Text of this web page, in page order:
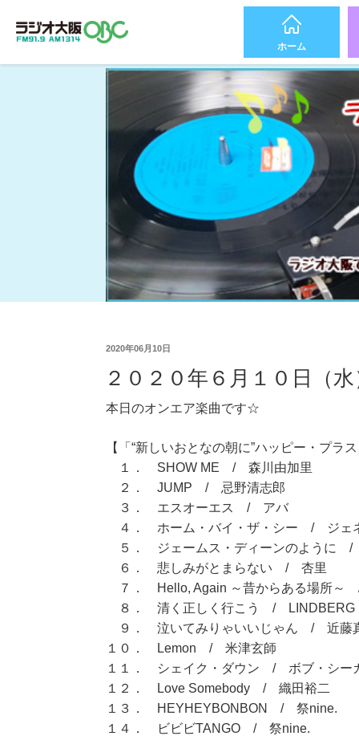
ホーム
2020年06月10日
２０２０年６月１０日（
本日のオンエア楽曲です☆
【「“新しいおとなの朝に”ハッピー・プラ
１． SHOW ME / 森川由加里
２． JUMP / 忌野清志郎
３． エスオーエス / アバ
４． ホーム・バイ・ザ・シー / ジェ
５． ジェームス・ディーンのように
６． 悲しみがとまらない / 杏里
７． Hello, Again ～昔からある場所～
８． 清く正しく行こう / LINDBERG
９． 泣いてみりゃいいじゃん / 近藤
１０． Lemon / 米津玄師
１１． シェイク・ダウン / ボブ・シー
１２． Love Somebody / 織田裕二
１３． HEYHEYBONBON / 祭nine.
１４． ビビビTANGO / 祭nine.